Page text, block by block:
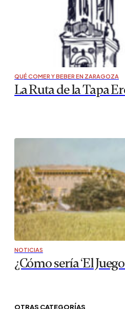
QUÉ COMER Y BEBER EN ZARAGOZA
La Ruta de la Tapa
NOTICIAS
¿Cómo sería ‘El
OTRAS CATEGORÍAS